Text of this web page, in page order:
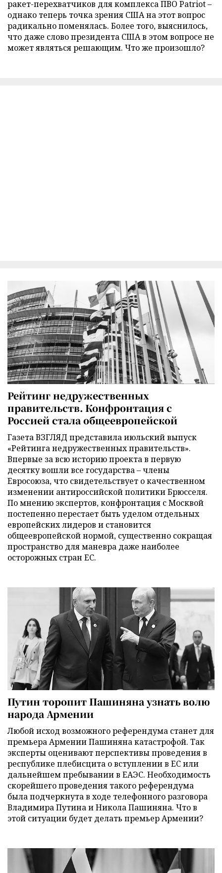
ракет-перехватчиков для комплекса ПВО Patriot –
однако теперь точка зрения США на этот вопрос
радикально поменялась. Более того, выяснилось,
что даже слово президента США в этом вопросе не
может являться решающим. Что же произошло?
Рейтинг недружественных
правительств. Конфронтация с
Россией стала общеевропейской
Газета ВЗГЛЯД представила июльский выпуск
«Рейтинга недружественных правительств».
Впервые за всю историю проекта в первую
десятку вошли все государства – члены
Евросоюза, что свидетельствует о качественном
изменении антироссийской политики Брюсселя.
По мнению экспертов, конфронтация с Москвой
постепенно перестает быть уделом отдельных
европейских лидеров и становится
общеевропейской нормой, существенно сокращая
пространство для маневра даже наиболее
осторожных стран ЕС.
Путин торопит Пашиняна узнать волю
народа Армении
Любой исход возможного референдума станет для
премьера Армении Пашиняна катастрофой. Так
эксперты оценивают перспективы проведения в
республике плебисцита о вступлении в ЕС или
дальнейшем пребывании в ЕАЭС. Необходимость
скорейшего проведения такого референдума
была подчеркнута в ходе телефонного разговора
Владимира Путина и Никола Пашиняна. Что в
этой ситуации будет делать премьер Армении?